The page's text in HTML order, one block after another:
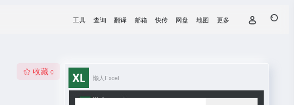
工具 查询 翻译 邮箱 快传 网盘 地图 更多
收藏 0
懒人Excel